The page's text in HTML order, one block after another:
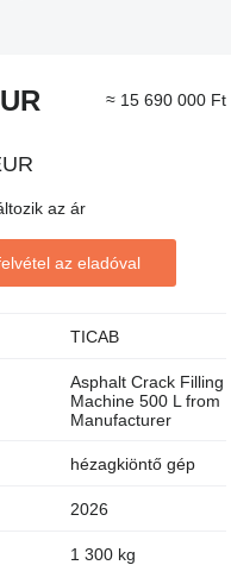
≈ 15 690 000 Ft
az ár
az eladóval
TICAB
Asphalt Crack Filling
Machine 500 L from
Manufacturer
hézagkiöntő gép
2026
1 300 kg